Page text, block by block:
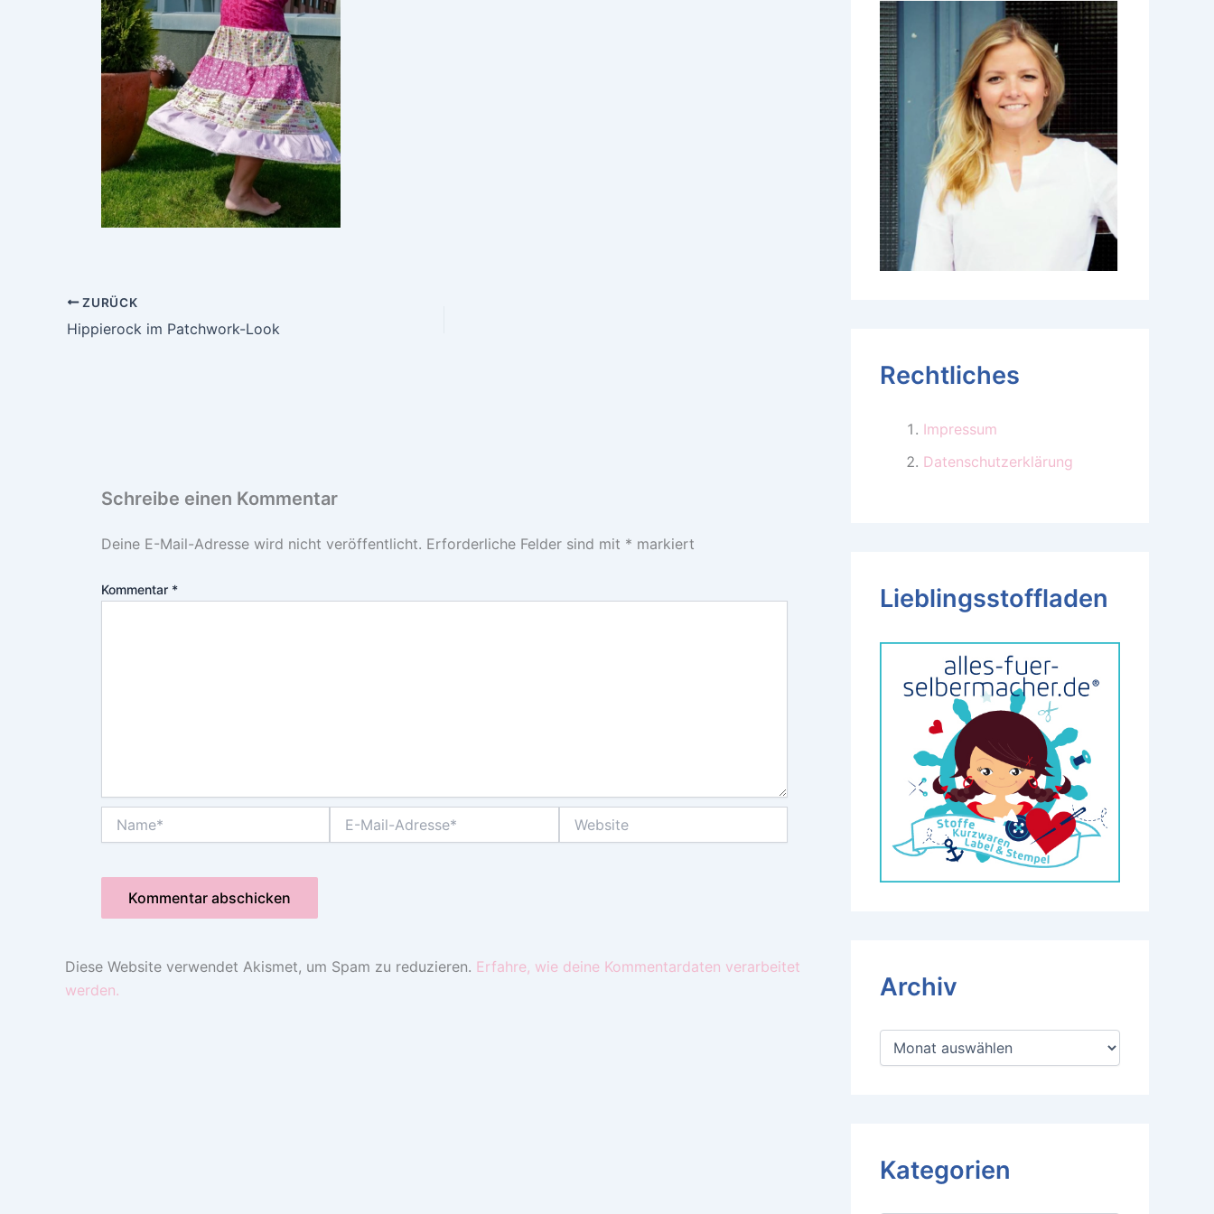
ZURÜCK
Hippierock im Patchwork-Look
Schreibe einen Kommentar
Deine E-Mail-Adresse wird nicht veröffentlicht. Erforderliche Felder sind mit * markiert
Kommentar *
Mail-
Diese Website verwendet Akismet, um Spam zu reduzieren. Erfahre, wie deine Kommentardaten verarbeitet
werden.
Rechtliches
Impressum
Datenschutzerklärung
Lieblingsstoffladen
Archiv
A
Kategorien